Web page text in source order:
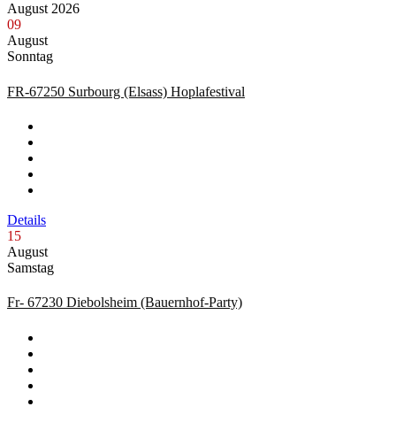
August 2026
09
August
Sonntag
FR-67250 Surbourg (Elsass) Hoplafestival
Details
15
August
Samstag
Fr- 67230 Diebolsheim (Bauernhof-Party)